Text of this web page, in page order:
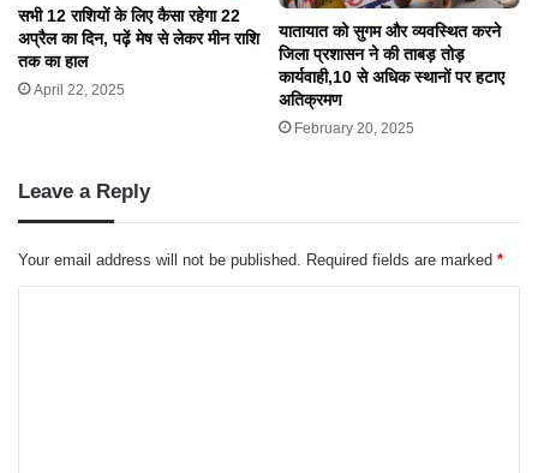
सभी 12 राशियों के लिए कैसा रहेगा 22
अप्रैल का दिन, पढ़ें मेष से लेकर मीन राशि
तक का हाल
April 22, 2025
यातायात को सुगम और व्यवस्थित करने
जिला प्रशासन ने की ताबड़ तोड़
कार्यवाही,10 से अधिक स्थानों पर हटाए
अतिक्रमण
February 20, 2025
Leave a Reply
Your email address will not be published. Required fields are marked *